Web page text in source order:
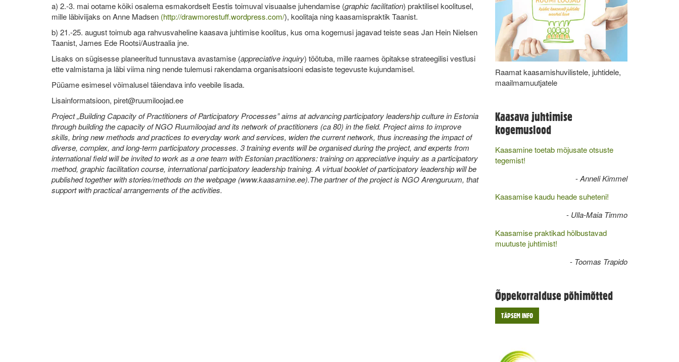
a) 2.-3. mai ootame kõiki osalema esmakordselt Eestis toimuval visuaalse juhendamise (graphic facilitation) praktilisel koolitusel,
mille läbiviijaks on Anne Madsen (http://drawmorestuff.wordpress.com/), koolitaja ning kaasamispraktik Taanist.
b) 21.-25. august toimub aga rahvusvaheline kaasava juhtimise koolitus, kus oma kogemusi jagavad teiste seas Jan Hein Nielsen
Taanist, James Ede Rootsi/Austraalia jne.
Lisaks on sügisesse planeeritud tunnustava avastamise (appreciative inquiry) töötuba, mille raames õpitakse strateegilisi vestlusi
ette valmistama ja läbi viima ning nende tulemusi rakendama organisatsiooni edasiste tegevuste kujundamisel.
Püüame esimesel võimalusel täiendava info veebile lisada.
Lisainformatsioon, piret@ruumiloojad.ee
Project „Building Capacity of Practitioners of Participatory Processes” aims at advancing participatory leadership culture in Estonia
through building the capacity of NGO Ruumiloojad and its network of practitioners (ca 80) in the field. Project aims to improve
skills, bring new methods and practices to everyday work and services, widen the current network, thus increasing the impact of
diverse, complex, and long-term participatory processes. 3 training events will be organised during the project, and experts from
international field will be invited to work as a one team with Estonian practitioners: training on appreciative inquiry as a participatory
method, graphic facilitation course, international participatory leadership training. A virtual booklet of participatory leadership will be
published together with stories/methods on the webpage (www.kaasamine.ee).The partner of the project is NGO Arenguruum, that
support with practical arrangements of the activities.
Raamat kaasamishuvilistele, juhtidele,
maailmamuutjatele
Kaasava juhtimise
kogemuslood
Kaasamine toetab mõjusate otsuste
tegemist!
-Anneli Kimmel
Kaasamise kaudu heade suheteni!
- Ulla-Maia Timmo
Kaasamise praktikad hõlbustavad
muutuste juhtimist!
- Toomas Trapido
Õppekorralduse põhimõtted
TÄPSEM INFO